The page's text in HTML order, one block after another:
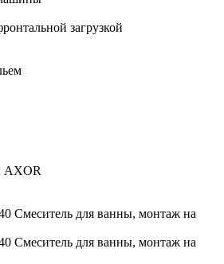
загрузкой
AXOR
Смеситель для ванны, монтаж на
Смеситель для ванны, монтаж на